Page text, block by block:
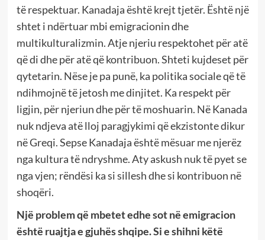
të respektuar. Kanadaja është krejt tjetër. Është një
shtet i ndërtuar mbi emigracionin dhe
multikulturalizmin. Atje njeriu respektohet për atë
që di dhe për atë që kontribuon. Shteti kujdeset për
qytetarin. Nëse je pa punë, ka politika sociale që të
ndihmojnë të jetosh me dinjitet. Ka respekt për
ligjin, për njeriun dhe për të moshuarin. Në Kanada
nuk ndjeva atë lloj paragjykimi që ekzistonte dikur
në Greqi. Sepse Kanadaja është mësuar me njerëz
nga kultura të ndryshme. Aty askush nuk të pyet se
nga vjen; rëndësi ka si sillesh dhe si kontribuon në
shoqëri.
Një problem që mbetet edhe sot në emigracion
është ruajtja e gjuhës shqipe. Si e shihni këtë